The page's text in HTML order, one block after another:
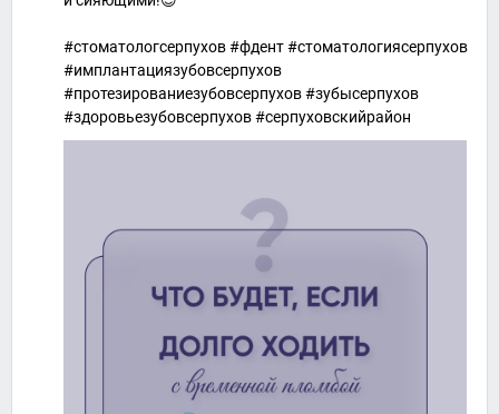
#стоматологсерпухов #фдент #стоматологиясерпухов
#имплантациязубовсерпухов
#протезированиезубовсерпухов #зубысерпухов
#здоровьезубовсерпухов #серпуховскийрайон